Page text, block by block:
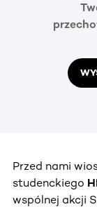
Przed nami
studenckiego
wspólnej akcji